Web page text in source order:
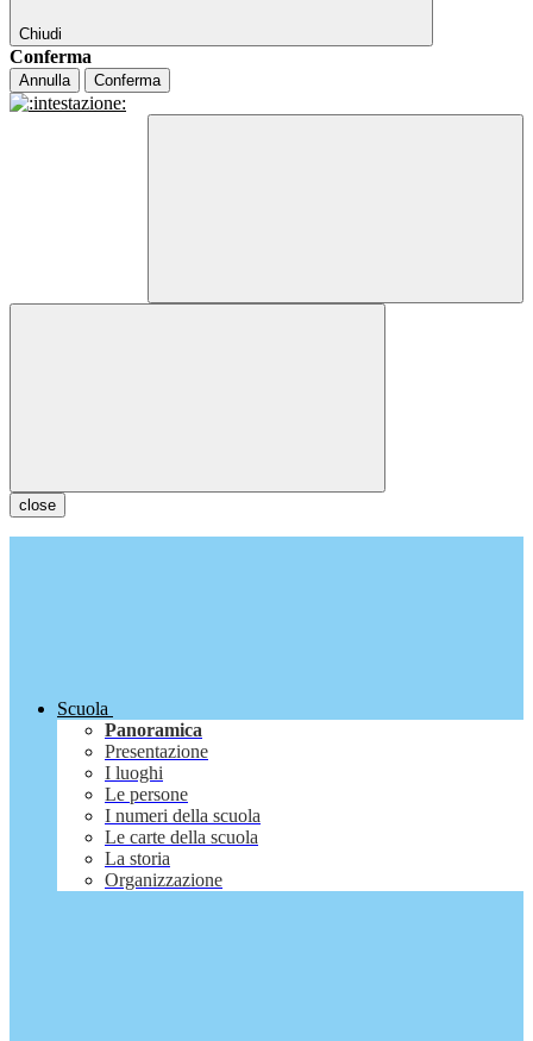
Chiudi
Conferma
Annulla Conferma
close
Scuola
Panoramica
Presentazione
I luoghi
Le persone
I numeri della scuola
Le carte della scuola
La storia
Organizzazione